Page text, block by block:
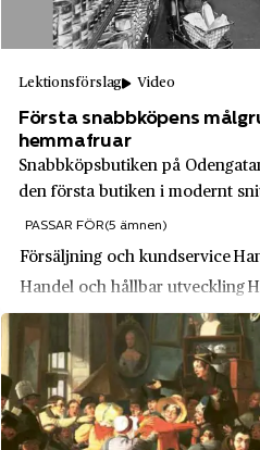
Carolina von Knorring
Champis
Chanel
Claas
Clas Ohlson
Clock
Coca-Cola
Coop
Crescent
Giresta
Gotlands
Gränby
Gröna
Grönhögen
Lektionsförslag Video
Första snabbköpens
hemmafruar
Snabbköpsbutiken på
den första butiken i modernt
övergången från betjäning
diskussionsfrågorna riktas
PASSAR FÖR(5 ämnen)
Försäljning och kundservice
Handel och hållbar utveckling